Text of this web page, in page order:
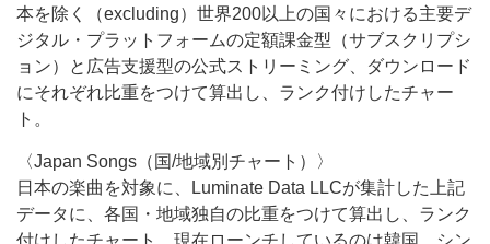
本を除く（excluding）世界200以上の国々における主要デ
ジタル・プラットフォームの定額課金型（サブスクリプシ
ョン）と広告支援型の公式ストリーミング、ダウンロード
にそれぞれ比重をつけて算出し、ランク付けしたチャー
ト。
〈Japan Songs（国/地域別チャート）〉
日本の楽曲を対象に、Luminate Data LLCが集計した上記
データに、各国・地域独自の比重をつけて算出し、ランク
付けしたチャート。現在ローンチしているのは韓国、シン